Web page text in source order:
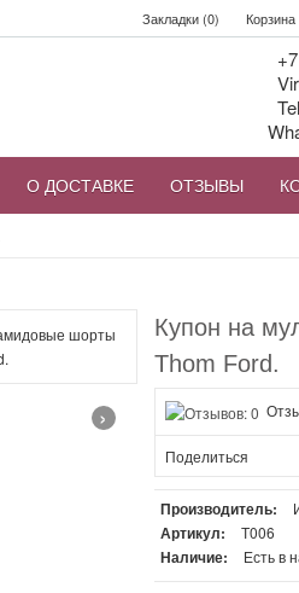
Закладки (0) Корзина
О ДОСТАВКЕ ОТЗЫВЫ
›
Купон на
Thom Ford.
Поделиться
Производитель:
Артикул: Т006
Наличие: Есть в